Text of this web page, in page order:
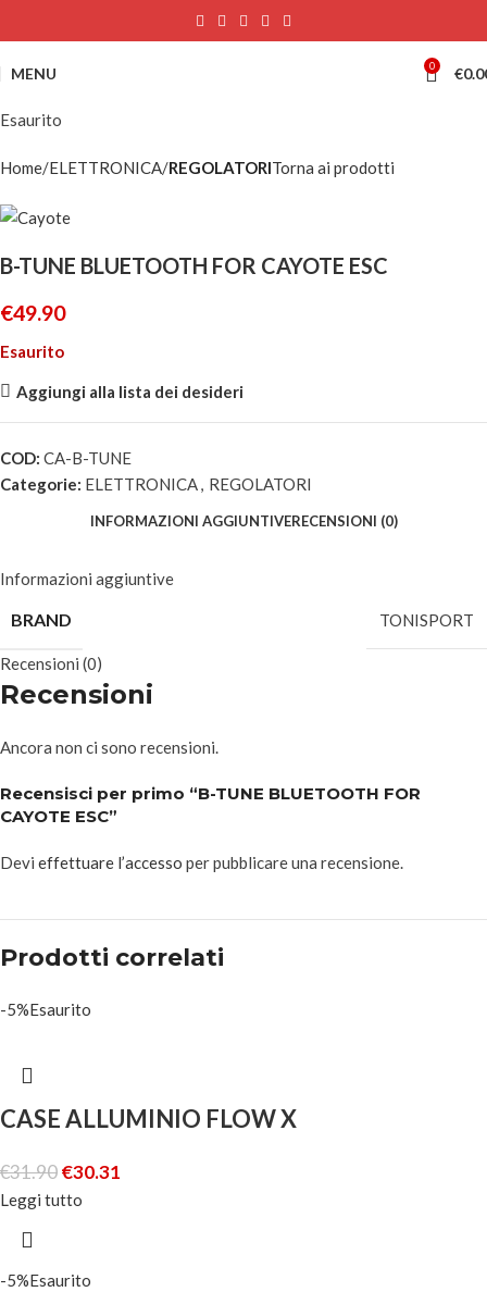
MENU 0 €
Esaurito
Home ELETTRONICA REGOLATORITorna ai prodotti
B-TUNE BLUETOOTH FOR CAYOTE ESC
€49.90
Esaurito
Aggiungi alla lista dei desideri
COD: CA-B-TUNE
Categorie: ELETTRONICA, REGOLATORI
INFORMAZIONI AGGIUNTIVERECENSIONI (0)
Informazioni aggiuntive
BRAND TONISPORT
Recensioni (0)
Recensioni
Ancora non ci sono recensioni.
Recensisci per primo “B-TUNE BLUETOOTH FOR
CAYOTE ESC”
Devi effettuare l’accesso per pubblicare una recensione.
Prodotti correlati
-5%Esaurito
CASE ALLUMINIO FLOW X
€31.90€30.31
Leggi tutto
-5%Esaurito